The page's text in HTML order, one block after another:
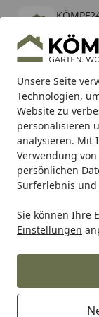
Unsere Seite
Technologien,
Website zu
personalisieren
analysieren. Mit
Verwendung
persönlichen
Surferlebnis
Sie können Ihre
Einstellungen
kostenlos -
Alle Produkte
Mein Konto
Suchen
Karibu Pools
Startseite
Grill Weber
Weber